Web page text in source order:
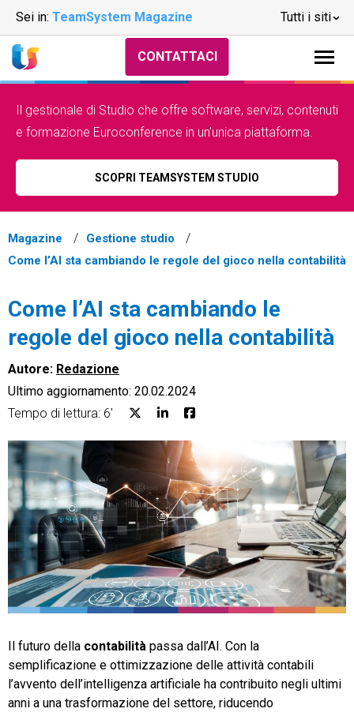
Sei in: TeamSystem Magazine Tutti i siti
CRM
Ecommerce
Email Marketing
Fatturazione
Financial Solutions
HR
Trust Services
TeamSystem Corporate
CONTATTACI
Il gestionale di Studio che offre software, servizi, contenuti
e formazione Euroconference in un'unica piattaforma.
SCOPRI TEAMSYSTEM STUDIO
Magazine
Gestione studio
Come l’AI sta cambiando le regole del gioco nella contabilità
Come l’AI sta cambiando le
regole del gioco nella contabilità
Autore: Redazione
Ultimo aggiornamento: 20.02.2024
Tempo di lettura: 6'
Il futuro della contabilità passa dall’AI. Con la
semplificazione e ottimizzazione delle attività contabili
l’avvento dell’intelligenza artificiale ha contribuito negli ultimi
anni a una trasformazione del settore, riducendo